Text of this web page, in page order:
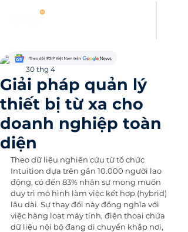
Giải pháp quản lý
thiết bị từ xa cho
doanh nghiệp toàn
diện
Thanh Hoang
30 thg 4
Theo dữ liệu nghiên cứu từ tổ chức
Intuition dựa trên gần 10.000 người lao
động, có đến 83% nhân sự mong muốn
duy trì mô hình làm việc kết hợp (hybrid)
lâu dài. Sự thay đổi này đồng nghĩa với
việc hàng loạt máy tính, điện thoại chứa
dữ liệu nội bộ đang di chuyển khắp nơi,